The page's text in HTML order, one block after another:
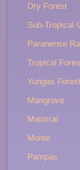
Dry Forest
Sub-Tropical
Paranense
Tropical
Yungas
Mangrove
Matorral
Monte
Pampas